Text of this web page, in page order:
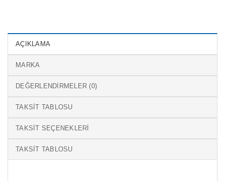
AÇIKLAMA
MARKA
DEĞERLENDIRMELER (0)
TAKSIT TABLOSU
TAKSIT SEÇENEKLERI
TAKSIT TABLOSU